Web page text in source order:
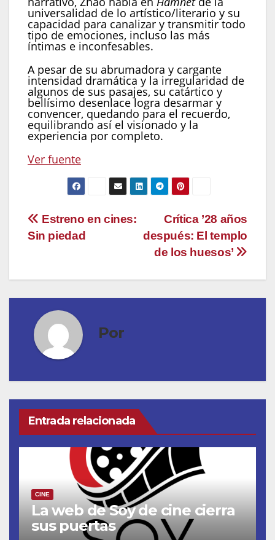
universalidad de lo artístico/literario y su
capacidad para canalizar y transmitir todo
tipo de emociones, incluso las más
íntimas e inconfesables.
A pesar de su abrumadora y cargante
intensidad dramática y la irregularidad de
algunos de sus pasajes, su catártico y
bellísimo desenlace logra desarmar y
convencer, quedando para el recuerdo,
equilibrando así el visionado y la
experiencia por completo.
Ver fuente
Navegación
de
entradas
Crítica ’28 años
después: El templo
de los huesos’
Estreno en cines:
Sin piedad
Por
Entrada relacionada
CINE
La web de Soy de cine cierra
sus puertas